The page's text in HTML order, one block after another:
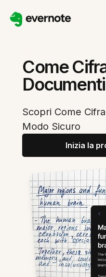
Come
Documenti
Scopri Come
Modo Sicuro
Inizia la